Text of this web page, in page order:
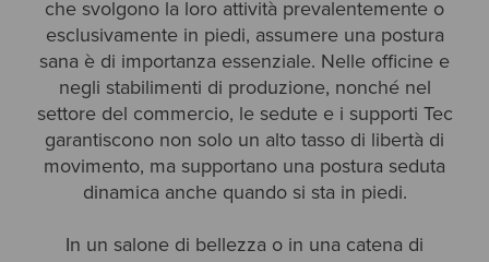
che svolgono la loro attività prevalentemente o
esclusivamente in piedi, assumere una postura
sana è di importanza essenziale. Nelle officine e
negli stabilimenti di produzione, nonché nel
settore del commercio, le sedute e i supporti Tec
garantiscono non solo un alto tasso di libertà di
movimento, ma supportano una postura seduta
dinamica anche quando si sta in piedi.
In un salone di bellezza o in una catena di